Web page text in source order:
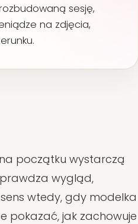
sesję,
na zdjęcia,
początku wystarczą
wygląd,
wtedy, gdy modelka
pokazać, jak zachowuje